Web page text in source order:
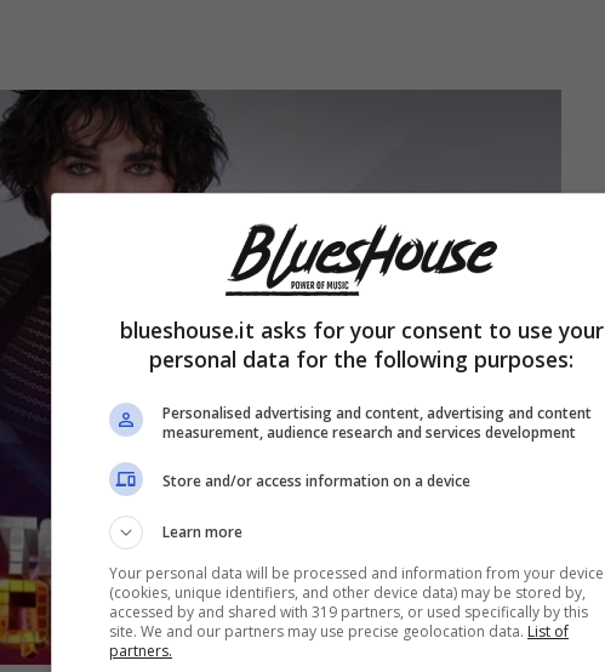
blueshouse.it asks for your consent to use your
personal data for the following purposes:
Personalised advertising and content, advertising and content
measurement, audience research and services development
Store and/or access information on a device
Learn more
Your personal data will be processed and information from your device
(cookies, unique identifiers, and other device data) may be stored by,
accessed by and shared with 319 partners, or used specifically by this
site. We and our partners may use precise geolocation data. List of
partners.